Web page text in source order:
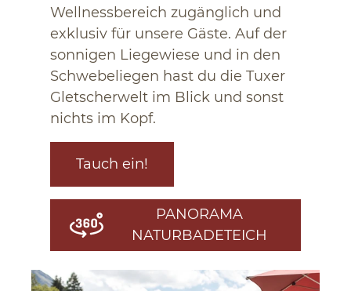
Wellnessbereich zugänglich und
exklusiv für unsere Gäste. Auf der
sonnigen Liegewiese und in den
Schwebeliegen hast du die Tuxer
Gletscherwelt im Blick und sonst
nichts im Kopf.
Tauch ein!
PANORAMA
NATURBADETEICH